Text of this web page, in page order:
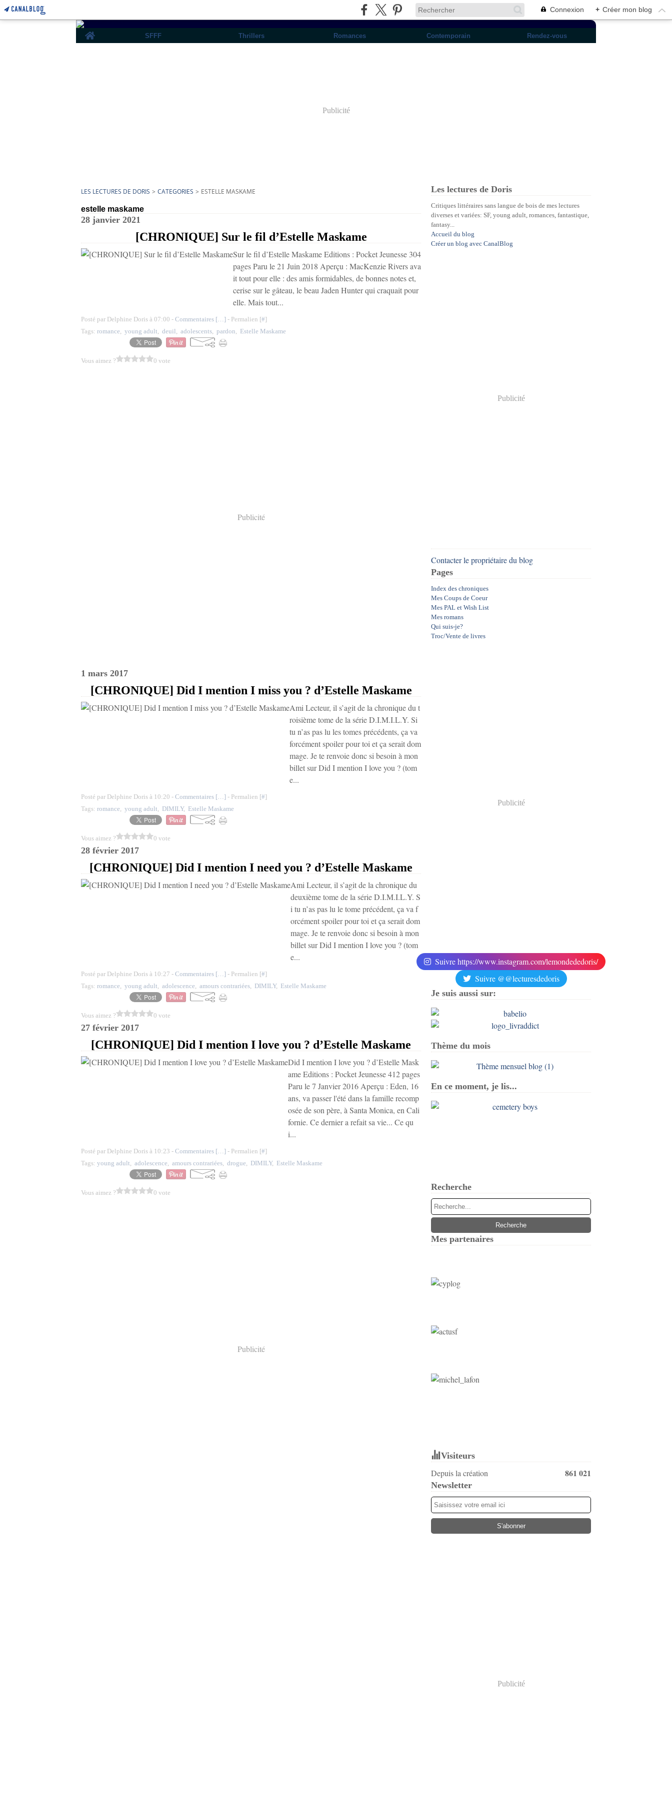
Connexion + Créer mon blog
Home
SFFF Thrillers Romances Contemporain Rendez-vous
Publicité
LES LECTURES DE DORIS > CATEGORIES > ESTELLE MASKAME
estelle maskame
28 janvier 2021
[CHRONIQUE] Sur le fil d’Estelle Maskame
Sur le fil d’Estelle Maskame Editions : Pocket Jeunesse 304
pages Paru le 21 Juin 2018 Aperçu : MacKenzie Rivers ava
it tout pour elle : des amis formidables, de bonnes notes et,
cerise sur le gâteau, le beau Jaden Hunter qui craquait pour
elle. Mais tout...
Posté par Delphine Doris à 07:00 - Commentaires […] - Permalien [#]
Tags: romance, young adult, deuil, adolescents, pardon, Estelle Maskame
Vous aimez ? 0 vote
Publicité
1 mars 2017
[CHRONIQUE] Did I mention I miss you ? d’Estelle Maskame
Ami Lecteur, il s’agit de la chronique du t
roisième tome de la série D.I.M.I.L.Y. Si
tu n’as pas lu les tomes précédents, ça va
forcément spoiler pour toi et ça serait dom
mage. Je te renvoie donc si besoin à mon
billet sur Did I mention I love you ? (tom
e...
Posté par Delphine Doris à 10:20 - Commentaires […] - Permalien [#]
Tags: romance, young adult, DIMILY, Estelle Maskame
Vous aimez ? 0 vote
28 février 2017
[CHRONIQUE] Did I mention I need you ? d’Estelle Maskame
Ami Lecteur, il s’agit de la chronique du
deuxième tome de la série D.I.M.I.L.Y. S
i tu n’as pas lu le tome précédent, ça va f
orcément spoiler pour toi et ça serait dom
mage. Je te renvoie donc si besoin à mon
billet sur Did I mention I love you ? (tom
e...
Posté par Delphine Doris à 10:27 - Commentaires […] - Permalien [#]
Tags: romance, young adult, adolescence, amours contrariées, DIMILY, Estelle Maskame
Vous aimez ? 0 vote
27 février 2017
[CHRONIQUE] Did I mention I love you ? d’Estelle Maskame
Did I mention I love you ? d’Estelle Mask
ame Editions : Pocket Jeunesse 412 pages
Paru le 7 Janvier 2016 Aperçu : Eden, 16
ans, va passer l'été dans la famille recomp
osée de son père, à Santa Monica, en Cali
fornie. Ce dernier a refait sa vie... Ce qu
i...
Posté par Delphine Doris à 10:23 - Commentaires […] - Permalien [#]
Tags: young adult, adolescence, amours contrariées, drogue, DIMILY, Estelle Maskame
Vous aimez ? 0 vote
Publicité
Les lectures de Doris
Critiques littéraires sans langue de bois de mes lectures
diverses et variées: SF, young adult, romances, fantastique,
fantasy...
Accueil du blog
Créer un blog avec CanalBlog
Publicité
Contacter le propriétaire du blog
Pages
Index des chroniques
Mes Coups de Coeur
Mes PAL et Wish List
Mes romans
Qui suis-je?
Troc/Vente de livres
Publicité
Suivre https://www.instagram.com/lemondededoris/
Suivre @@lecturesdedoris
Je suis aussi sur:
Thème du mois
En ce moment, je lis...
Recherche
Mes partenaires
Visiteurs
Depuis la création 861 021
Newsletter
Publicité